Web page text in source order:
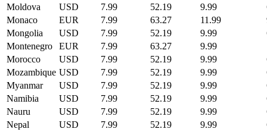
Moldova
USD 7.99 52.19 9.99
Monaco
EUR 7.99 63.27 11.99
Mongolia
USD 7.99 52.19 9.99
Montenegro
EUR 7.99 63.27 9.99
Morocco
USD 7.99 52.19 9.99
Mozambique USD 7.99 52.19 9.99
Myanmar
USD 7.99 52.19 9.99
Namibia
USD 7.99 52.19 9.99
Nauru
USD 7.99 52.19 9.99
Nepal
USD 7.99 52.19 9.99